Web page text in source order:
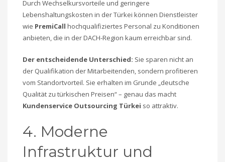
Durch Wechselkursvorteile und geringere
Lebenshaltungskosten in der Türkei können Dienstleister
wie PremiCall hochqualifiziertes Personal zu Konditionen
anbieten, die in der DACH-Region kaum erreichbar sind.
Der entscheidende Unterschied: Sie sparen nicht an
der Qualifikation der Mitarbeitenden, sondern profitieren
vom Standortvorteil. Sie erhalten im Grunde „deutsche
Qualität zu türkischen Preisen“ – genau das macht
Kundenservice Outsourcing Türkei so attraktiv.
4. Moderne
Infrastruktur und